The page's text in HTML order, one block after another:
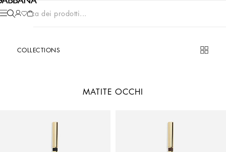
Cerca dei prodotti...
COLLECTIONS
MATITE OCCHI